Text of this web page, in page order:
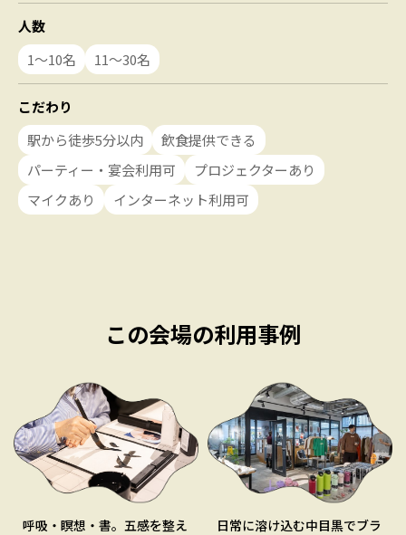
人数
1〜10名
11〜30名
こだわり
駅から徒歩5分以内
飲食提供できる
パーティー・宴会利用可
プロジェクターあり
マイクあり
インターネット利用可
この会場の利用事例
呼吸・瞑想・書。五感を整え
日常に溶け込む中目黒でブラ